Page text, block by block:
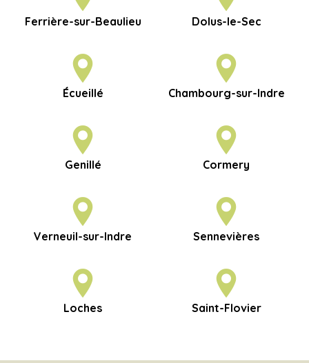
Ferrière-sur-Beaulieu Dolus-le-Sec
Écueillé Chambourg-sur-Indre
Genillé Cormery
Verneuil-sur-Indre Sennevières
Loches Saint-Flovier